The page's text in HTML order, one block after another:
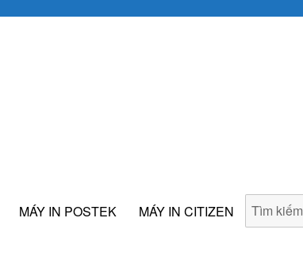
MÁY IN POSTEK MÁY IN CITIZEN